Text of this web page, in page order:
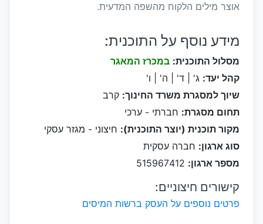
אוצר מילים הלקוח מהשפה המדעית.
מידע נוסף על התוכנית:
מסלול התוכנית: במכרז המאגר
קהל יעד: ג' | ד' | ה' | ו'
שיוך למסגרת משרד החינוך: קרב
תחום מסגרת: חברתי - ערכי
מקור תוכנית (יוצר התוכנית): חיצוני - מגזר עסקי
סוג ארגון: חברה עסקית
מספר ארגון:
קישורים חיצוניים:
פרטים נוספים על העסק ברשות המיסים